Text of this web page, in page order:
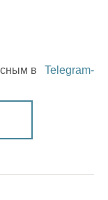
в
Telegram-